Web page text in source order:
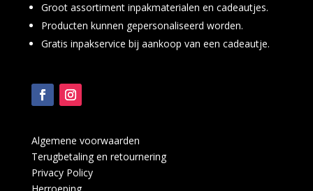
Groot assortiment inpakmaterialen en cadeautjes.
Producten kunnen gepersonaliseerd worden.
Gratis inpakservice bij aankoop van een cadeautje.
Algemene voorwaarden
Terugbetaling en retournering
Privacy Policy